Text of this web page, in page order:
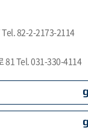
Tel. 82-2-2173-2114
81 Tel. 031-330-4114